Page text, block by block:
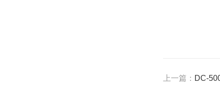
上一篇： DC-